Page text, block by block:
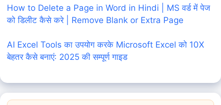
How to Delete a Page in Word in Hindi | MS वर्ड में पेज
को डिलीट कैसे करे | Remove Blank or Extra Page
AI Excel Tools का उपयोग करके Microsoft Excel को 10X
बेहतर कैसे बनाएं: 2025 की सम्पूर्ण गाइड